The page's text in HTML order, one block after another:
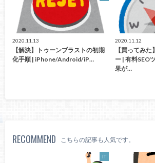
2020.11.13
【解決】トゥーンブラストの初期
化手順 | iPhone/Android/iP…
2020.11.12
【買ってみ
ー | 有料SEO
果が…
RECOMMEND こちらの記事も人気です。
IT